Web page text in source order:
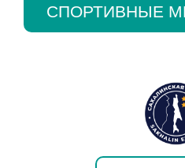
СПОРТИВНЫЕ